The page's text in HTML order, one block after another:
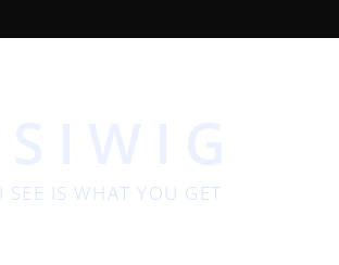
SEE IS WHAT YOU GET